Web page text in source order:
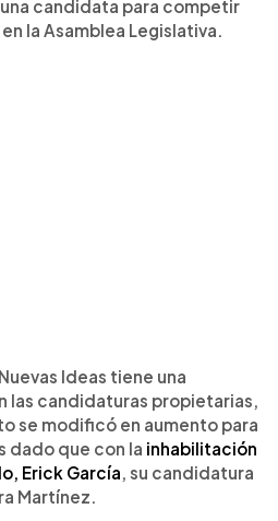
candidata para competir
la Asamblea Legislativa.
Ideas tiene una
las candidaturas propietarias,
se modificó en aumento para
dado que con la inhabilitación
Erick García, su candidatura
Martínez.